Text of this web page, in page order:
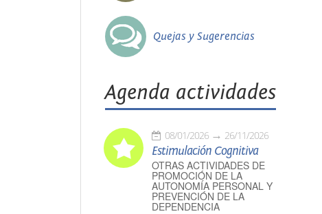
Quejas y Sugerencias
Agenda actividades
08/01/2026 26/11/2026
Estimulación Cognitiva
OTRAS ACTIVIDADES DE
PROMOCIÓN DE LA
AUTONOMÍA PERSONAL Y
PREVENCIÓN DE LA
DEPENDENCIA